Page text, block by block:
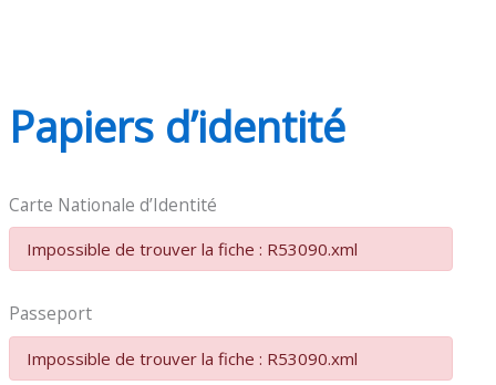
Papiers d’identité
Carte Nationale d’Identité
Impossible de trouver la fiche : R53090.xml
Passeport
Impossible de trouver la fiche : R53090.xml